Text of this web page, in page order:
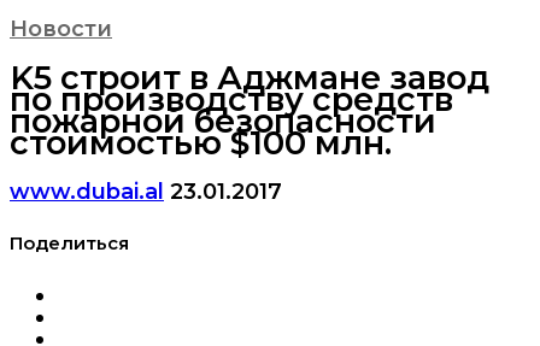
Новости
K5 строит в Аджмане завод
по производству средств
пожарной безопасности
стоимостью $100 млн.
www.dubai.al 23.01.2017
Поделиться